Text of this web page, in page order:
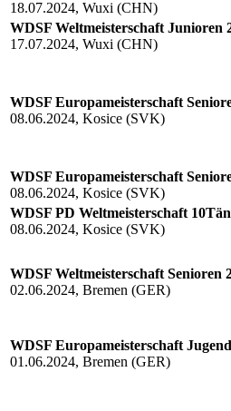
18.07.2024, Wuxi (CHN)
WDSF Weltmeisterschaft Junioren
17.07.2024, Wuxi (CHN)
WDSF Europameisterschaft
08.06.2024, Kosice (SVK)
WDSF Europameisterschaft
08.06.2024, Kosice (SVK)
WDSF PD Weltmeisterschaft
08.06.2024, Kosice (SVK)
WDSF Weltmeisterschaft Senioren
02.06.2024, Bremen (GER)
WDSF Europameisterschaft
01.06.2024, Bremen (GER)